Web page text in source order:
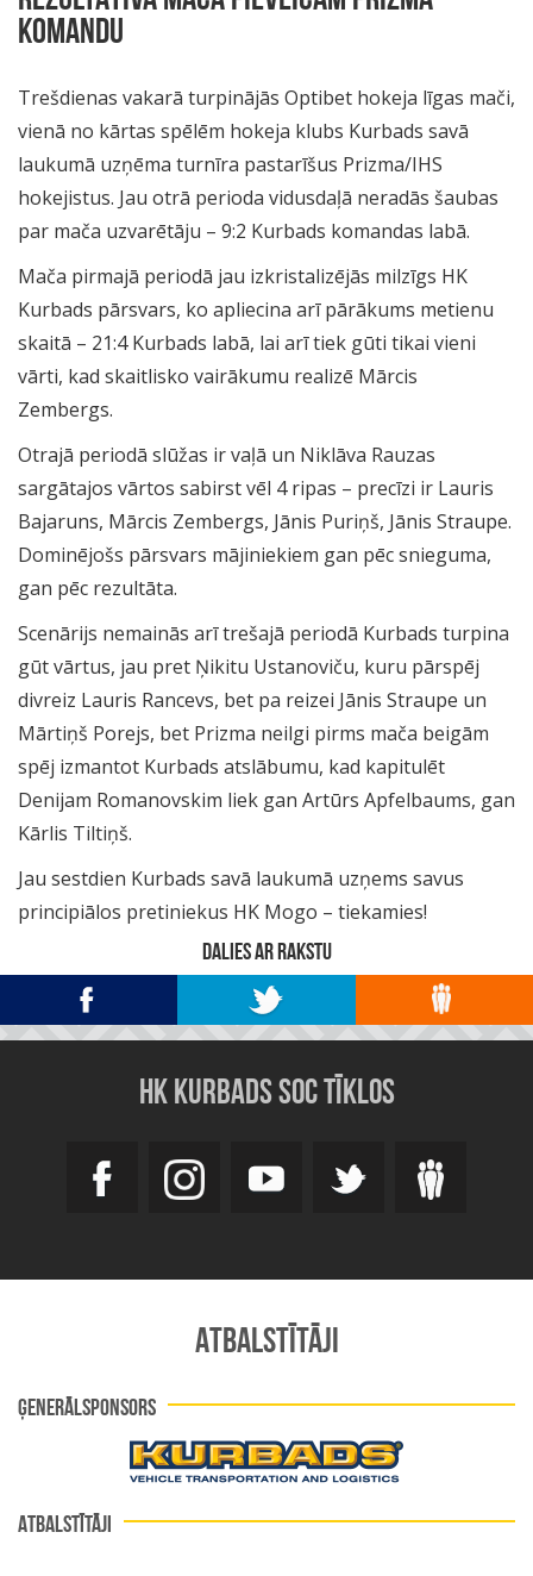
KOMANDU
Trešdienas vakarā turpinājās Optibet hokeja līgas mači,
vienā no kārtas spēlēm hokeja klubs Kurbads savā
laukumā uzņēma turnīra pastarīšus Prizma/IHS
hokejistus. Jau otrā perioda vidusdaļā neradās šaubas
par mača uzvarētāju – 9:2 Kurbads komandas labā.
Mača pirmajā periodā jau izkristalizējās milzīgs HK
Kurbads pārsvars, ko apliecina arī pārākums metienu
skaitā – 21:4 Kurbads labā, lai arī tiek gūti tikai vieni
vārti, kad skaitlisko vairākumu realizē Mārcis
Zembergs.
Otrajā periodā slūžas ir vaļā un Niklāva Rauzas
sargātajos vārtos sabirst vēl 4 ripas – precīzi ir Lauris
Bajaruns, Mārcis Zembergs, Jānis Puriņš, Jānis Straupe.
Dominējošs pārsvars mājiniekiem gan pēc snieguma,
gan pēc rezultāta.
Scenārijs nemainās arī trešajā periodā Kurbads turpina
gūt vārtus, jau pret Ņikitu Ustanoviču, kuru pārspēj
divreiz Lauris Rancevs, bet pa reizei Jānis Straupe un
Mārtiņš Porejs, bet Prizma neilgi pirms mača beigām
spēj izmantot Kurbads atslābumu, kad kapitulēt
Denijam Romanovskim liek gan Artūrs Apfelbaums, gan
Kārlis Tiltiņš.
Jau sestdien Kurbads savā laukumā uzņems savus
principiālos pretiniekus HK Mogo – tiekamies!
DALIES AR RAKSTU
HK KURBADS SOC TĪKLOS
ATBALSTĪTĀJI
ĢENERĀLSPONSORS
ATBALSTĪTĀJI